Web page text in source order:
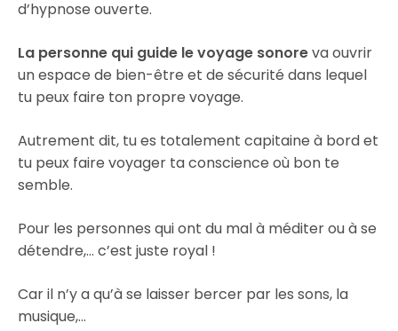
d’hypnose ouverte.
La personne qui guide le voyage sonoreva ouvrir
un espace de bien-être et de sécurité dans lequel
tu peux faire ton propre voyage.
Autrement dit, tu es totalement capitaine à bord et
tu peux faire voyager ta conscience où bon te
semble.
Pour les personnes qui ont du mal à méditer ou à se
détendre,… c’est juste royal !
Car il n’y a qu’à se laisser bercer par les sons, la
musique,…